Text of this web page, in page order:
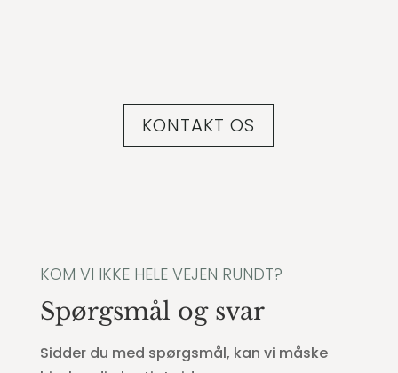
KONTAKT OS
KOM VI IKKE HELE VEJEN RUNDT?
Spørgsmål og svar
Sidder du med spørgsmål, kan vi måske